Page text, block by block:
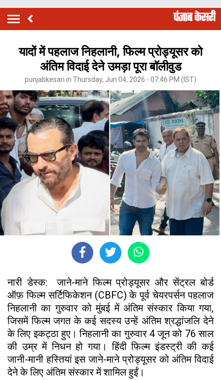
यादों में पहलाज निहलानी, फिल्म प्रोड्यूसर को
अंतिम विदाई देने उमड़ा पूरा बॉलीवुड
punjabkesari.in Thursday, Jun 04, 2026 - 07:46 PM (IST)
नारी डेस्क: जाने-माने फिल्म प्रोड्यूसर और सेंट्रल बोर्ड
ऑफ़ फिल्म सर्टिफिकेशन (CBFC) के पूर्व चेयरपर्सन पहलाज
निहलानी का गुरुवार को मुंबई में अंतिम संस्कार किया गया,
जिसमें फिल्म जगत के कई सदस्य उन्हें अंतिम श्रद्धांजलि देने
के लिए इकट्ठा हुए। निहलानी का गुरुवार 4 जून को 76 साल
की उम्र में निधन हो गया। हिंदी फिल्म इंडस्ट्री की कई
जानी-मानी हस्तियां इस जाने-माने प्रोड्यूसर को अंतिम विदाई
देने के लिए अंतिम संस्कार में शामिल हुईं।